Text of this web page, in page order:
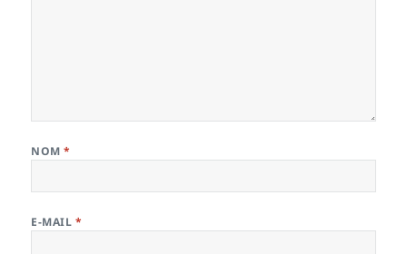
NOM*
E-MAIL *